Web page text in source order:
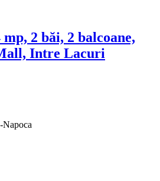
mp, 2 băi, 2 balcoane,
Intre Lacuri